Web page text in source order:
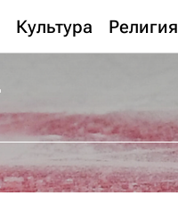
Культура Религия